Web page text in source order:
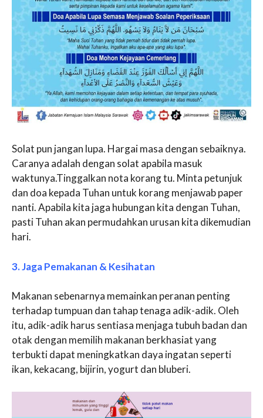
Solat pun jangan lupa. Hargai masa dengan sebaiknya.
Caranya adalah dengan solat apabila masuk
waktunya.Tinggalkan nota korang tu. Minta petunjuk
dan doa kepada Tuhan untuk korang menjawab paper
nanti. Apabila kita jaga hubungan kita dengan Tuhan,
pasti Tuhan akan permudahkan urusan kita dikemudian
hari.
3. Jaga Pemakanan & Kesihatan
Makanan sebenarnya memainkan peranan penting
terhadap tumpuan dan tahap tenaga adik-adik. Oleh
itu, adik-adik harus sentiasa menjaga tubuh badan dan
otak dengan memilih makanan berkhasiat yang
terbukti dapat meningkatkan daya ingatan seperti
ikan, kekacang, bijirin, yogurt dan bluberi.